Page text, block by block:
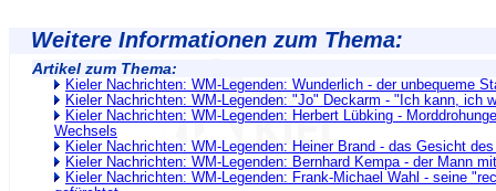
Weitere Informationen zum Thema:
Artikel zum Thema:
Kieler Nachrichten: WM-Legenden: Wunderlich - der unbequeme
Kieler Nachrichten: WM-Legenden: "Jo" Deckarm - "Ich kann, ich
Kieler Nachrichten: WM-Legenden: Herbert Lübking -
Wechsels
Kieler Nachrichten: WM-Legenden: Heiner Brand - das Gesicht
Kieler Nachrichten: WM-Legenden: Bernhard Kempa - der Mann
Kieler Nachrichten: WM-Legenden: Frank-Michael Wahl - seine